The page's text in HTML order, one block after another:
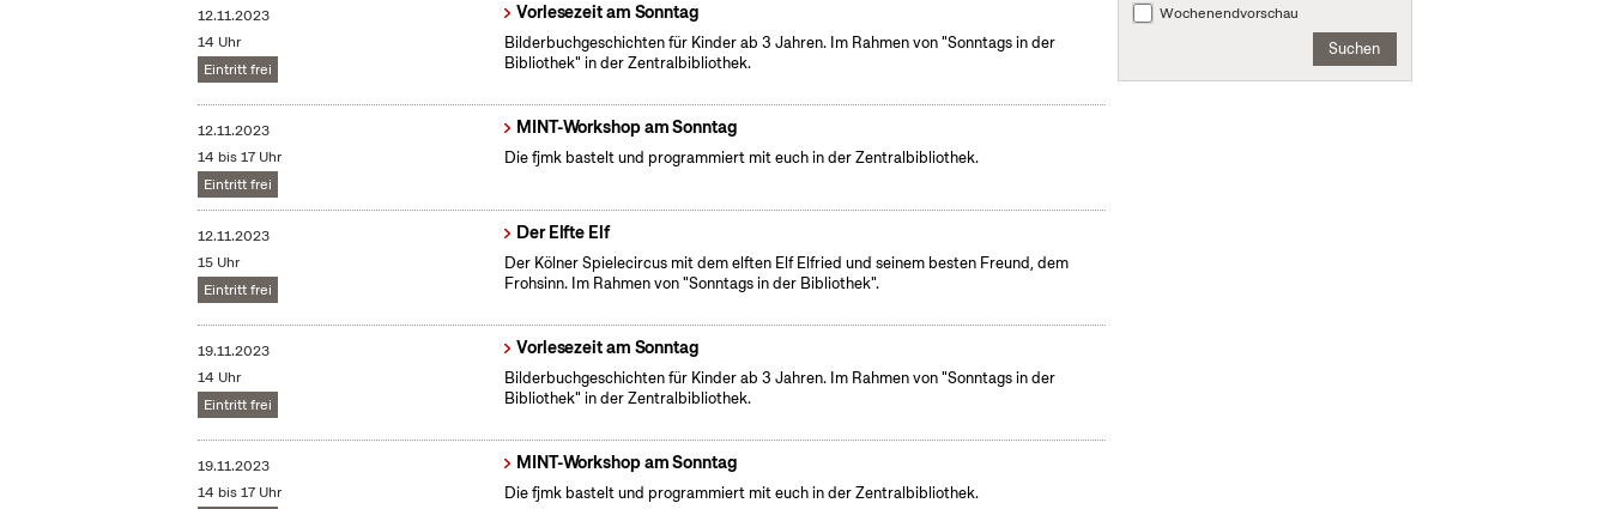
12.11.2023
14 Uhr
Eintritt frei
Vorlesezeit am Sonntag
Bilderbuchgeschichten für Kinder ab 3 Jahren. Im Rahmen von "Sonntags in der
Bibliothek" in der Zentralbibliothek.
12.11.2023
14 bis 17 Uhr
Eintritt frei
MINT-Workshop am Sonntag
Die fjmk bastelt und programmiert mit euch in der Zentralbibliothek.
12.11.2023
15 Uhr
Eintritt frei
Der Elfte Elf
Der Kölner Spielecircus mit dem elften Elf Elfried und seinem besten Freund, dem
Frohsinn. Im Rahmen von "Sonntags in der Bibliothek".
19.11.2023
14 Uhr
Eintritt frei
Vorlesezeit am Sonntag
Bilderbuchgeschichten für Kinder ab 3 Jahren. Im Rahmen von "Sonntags in der
Bibliothek" in der Zentralbibliothek.
19.11.2023
14 bis 17 Uhr
MINT-Workshop am Sonntag
Die fjmk bastelt und programmiert mit euch in der Zentralbibliothek.
Wochenendvorschau
Suchen